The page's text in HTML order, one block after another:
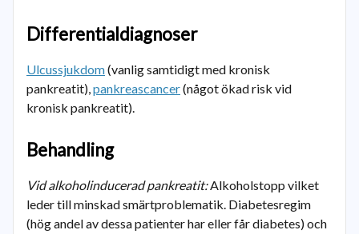
Differentialdiagnoser
Ulcussjukdom(vanlig samtidigt med kronisk
pankreatit),pankreascancer(något ökad risk vid
kronisk pankreatit).
Behandling
Vid alkoholinducerad pankreatit:Alkoholstopp vilket
leder till minskad smärtproblematik. Diabetesregim
(hög andel av dessa patienter har eller får diabetes) och